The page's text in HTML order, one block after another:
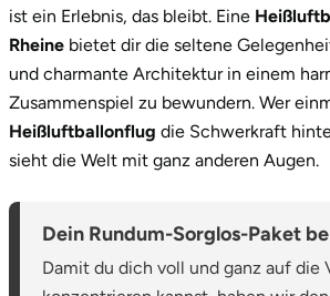
ist ein Erlebnis, das bleibt. Eine
Rheine bietet dir die seltene
und charmante Architektur in einem
Zusammenspiel zu bewundern. Wer
Heißluftballonflug die Schwerkraft
sieht die Welt mit ganz anderen Augen.
Dein Rundum-Sorglos-Paket
Damit du dich voll und ganz auf die